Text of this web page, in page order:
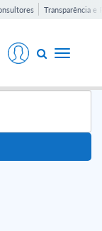
Transparência e
Toggle